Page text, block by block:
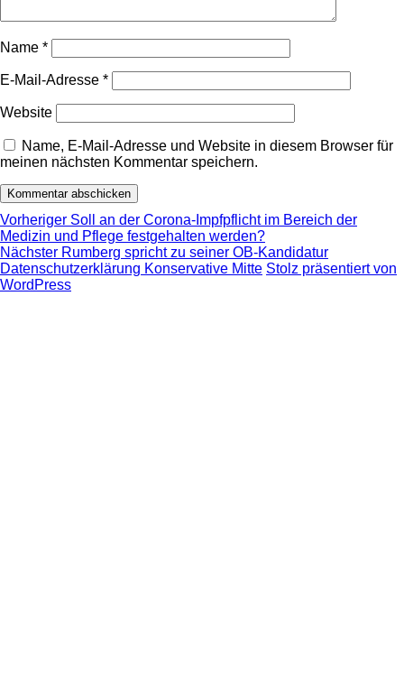
Name *
E-Mail-Adresse *
Website
Name, E-Mail-Adresse und Website in diesem Browser für
meinen nächsten Kommentar speichern.
Beitragsnavigation
Vorheriger Vorheriger
Beitrag:
Soll an der Corona-Impfpflicht im Bereich der
Medizin und Pflege festgehalten werden?
Nächster Nächster
Beitrag:
Rumberg spricht zu seiner OB-Kandidatur
Datenschutzerklärung Konservative Mitte Stolz präsentiert von
WordPress